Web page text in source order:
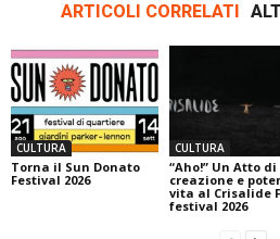
ARTICOLI CORRELATI
CULTURA
Torna il Sun Donato
Festival 2026
CULTURA
“Aho!” Un Atto di
creazione e
vita al Crisalide
festival 2026